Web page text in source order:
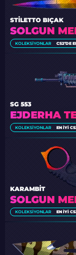
SOLGUN
STILETTO BIÇAK
KOLEKSIYONLAR CS2’DE
EJDERHA
SG 553
KOLEKSIYONLAR EN İYI
SOLGUN
KARAMBIT
KOLEKSIYONLAR EN İYI